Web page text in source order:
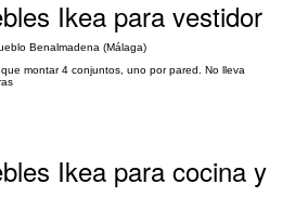
Ikea para vestidor
Benalmadena (Málaga)
montar 4 conjuntos, uno por pared. No lleva
Ikea para cocina y